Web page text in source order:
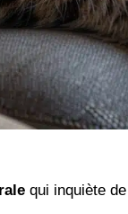
qui inquiète